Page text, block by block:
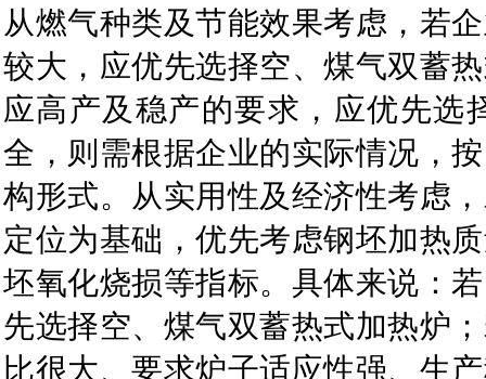
从燃气种类及节能效果考虑，若
较大，应优先选择空、煤气双蓄
应高产及稳产的要求，应优先选
全，则需根据企业的实际情况，
构形式。从实用性及经济性考虑
定位为基础，优先考虑钢坯加热
坯氧化烧损等指标。具体来说：
先选择空、煤气双蓄热式加热炉
比很大、要求炉子适应性强、生